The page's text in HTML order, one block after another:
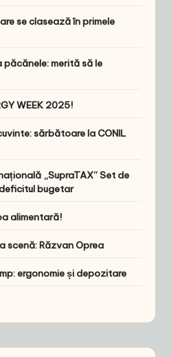
se clasează în primele
merită să le
WEEK 2025!
sărbătoare la CONIL
„SupraTAX” Set de
bugetar
alimentară!
scenă: Răzvan Oprea
ergonomie și depozitare